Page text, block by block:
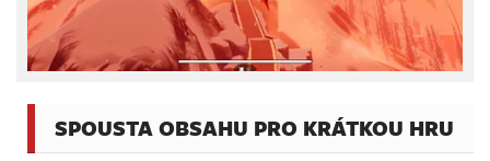
SPOUSTA OBSAHU PRO KRÁTKOU HRU